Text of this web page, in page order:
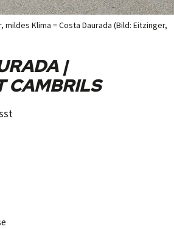
mildes Klima = Costa Daurada (Bild: Eitzinger,
|
CAMBRILS